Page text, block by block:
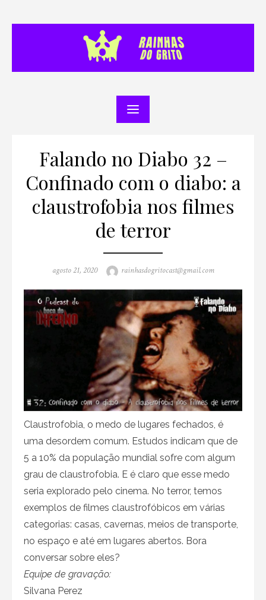
Falando no Diabo 32 –
Confinado com o diabo: a
claustrofobia nos filmes
de terror
Posted
agosto 21, 2020 Author
rainhasdogritocast@gmail.com
Claustrofobia, o medo de lugares fechados, é
uma desordem comum. Estudos indicam que de
5 a 10% da população mundial sofre com algum
grau de claustrofobia. E é claro que esse medo
seria explorado pelo cinema. No terror, temos
exemplos de filmes claustrofóbicos em várias
categorias: casas, cavernas, meios de transporte,
no espaço e até em lugares abertos. Bora
conversar sobre eles?
Equipe de gravação:
Silvana Perez